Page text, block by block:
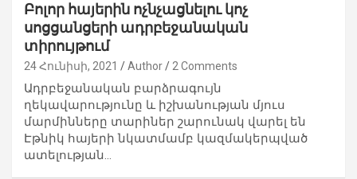
Բոլոր հայերին ոչնչացնելու կոչ
սոցցանցերի ադրբեջանական
տիրույթում
24 Հունիսի, 2021 Author 2 Comments
Ադրբեջանական բարձրագույն
ղեկավարությունը և իշխանության մյուս
մարմինները տարիներ շարունակ վարել են
Էթնիկ հայերի նկատմամբ կազմակերպված
ատելության…